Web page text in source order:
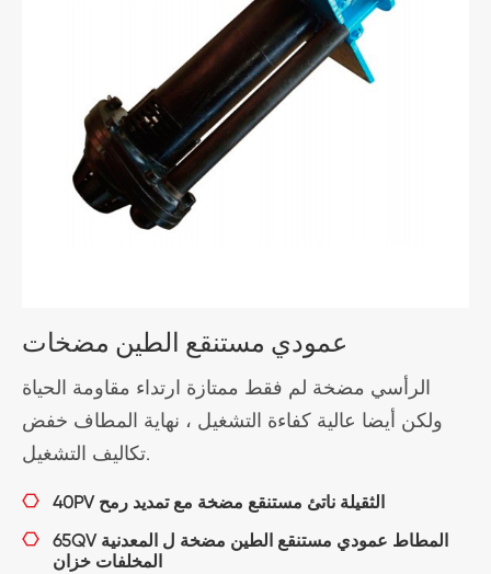
عمودي مستنقع الطين مضخات
الرأسي مضخة لم فقط ممتازة ارتداء مقاومة الحياة
ولكن أيضا عالية كفاءة التشغيل ، نهاية المطاف خفض
تكاليف التشغيل.
 40PV الثقيلة ناتئ مستنقع مضخة مع تمديد رمح

65QV المطاط عمودي مستنقع الطين مضخة ل المعدنية
المخلفات خزان